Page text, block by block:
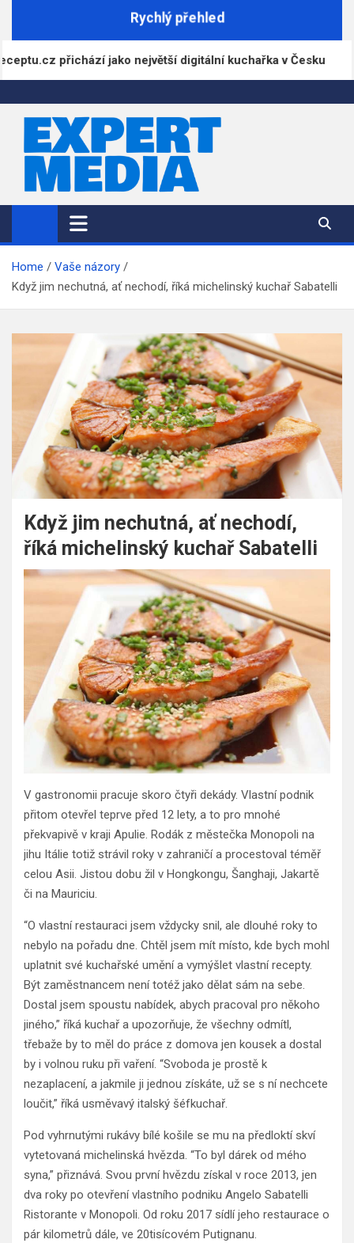
Rychlý přehled
jako největší digitální kuchařka v Česku
ExpertMedia.cz
Magazín informací
Home
Vaše názory
Když jim nechutná, ať nechodí, říká michelinský kuchař Sabatelli
Když jim nechutná, ať nechodí,
říká michelinský kuchař Sabatelli
V gastronomii pracuje skoro čtyři dekády. Vlastní podnik
přitom otevřel teprve před 12 lety, a to pro mnohé
překvapivě v kraji Apulie. Rodák z městečka Monopoli na
jihu Itálie totiž strávil roky v zahraničí a procestoval téměř
celou Asii. Jistou dobu žil v Hongkongu, Šanghaji, Jakartě
či na Mauriciu.
“O vlastní restauraci jsem vždycky snil, ale dlouhé roky to
nebylo na pořadu dne. Chtěl jsem mít místo, kde bych mohl
uplatnit své kuchařské umění a vymýšlet vlastní recepty.
Být zaměstnancem není totéž jako dělat sám na sebe.
Dostal jsem spoustu nabídek, abych pracoval pro někoho
jiného,” říká kuchař a upozorňuje, že všechny odmítl,
třebaže by to měl do práce z domova jen kousek a dostal
by i volnou ruku při vaření. “Svoboda je prostě k
nezaplacení, a jakmile ji jednou získáte, už se s ní nechcete
loučit,” říká usměvavý italský šéfkuchař.
Pod vyhrnutými rukávy bílé košile se mu na předloktí skví
vytetovaná michelinská hvězda. “To byl dárek od mého
syna,” přiznává. Svou první hvězdu získal v roce 2013, jen
dva roky po otevření vlastního podniku Angelo Sabatelli
Ristorante v Monopoli. Od roku 2017 sídlí jeho restaurace o
pár kilometrů dále, ve 20tisícovém Putignanu.